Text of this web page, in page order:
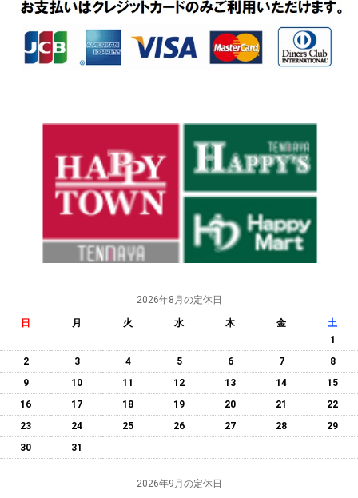
2026年8月の定休日
日 月 火 水 木 金
土
1
2
3 4 5 6 7
8
9
10 11 12 13 14
15
16
17 18 19 20 21
22
23
24 25 26 27 28
29
30
31
2026年9月の定休日